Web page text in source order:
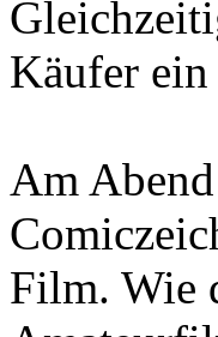
Käufer
Am
Film. Wie